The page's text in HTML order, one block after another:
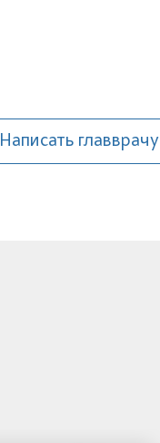
Написать главврачу